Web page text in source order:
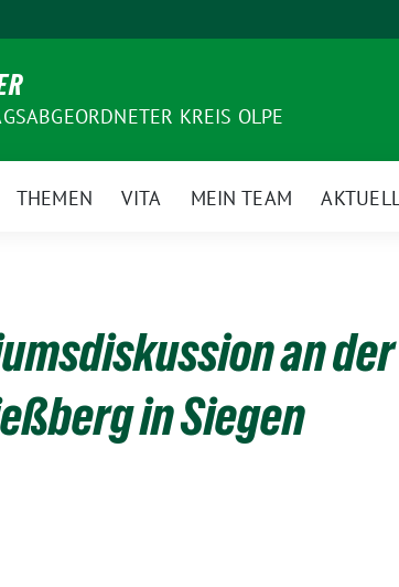
KREIS OLPE
THEMEN VITA MEIN TEAM
an
in Siegen